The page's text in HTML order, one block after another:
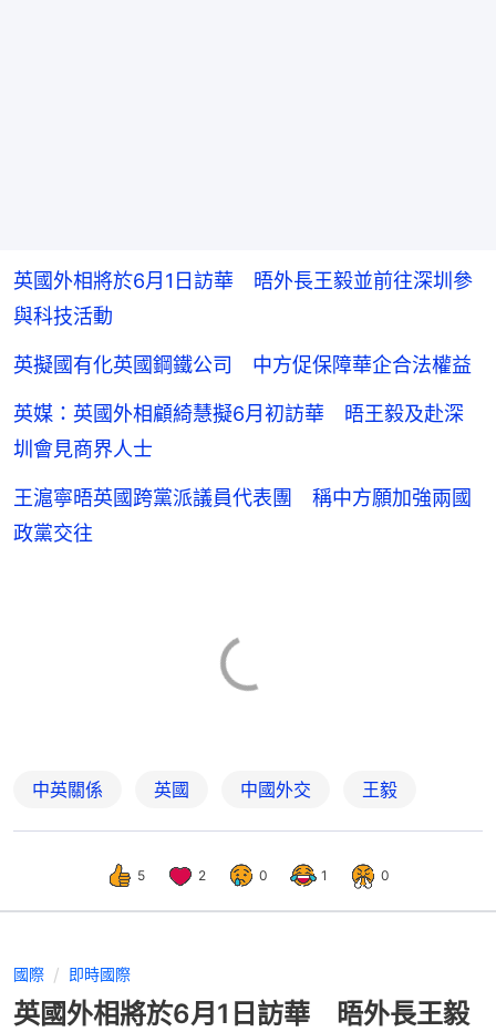
英國外相將於6月1日訪華 晤外長王毅並前往深圳參
與科技活動
英擬國有化英國鋼鐵公司 中方促保障華企合法權益
英媒：英國外相顧綺慧擬6月初訪華 晤王毅及赴深
圳會見商界人士
王滬寧晤英國跨黨派議員代表團 稱中方願加強兩國
政黨交往
中英關係 英國 中國外交 王毅
5 2 0 1 0
國際 即時國際
英國外相將於6月1日訪華 晤外長王毅